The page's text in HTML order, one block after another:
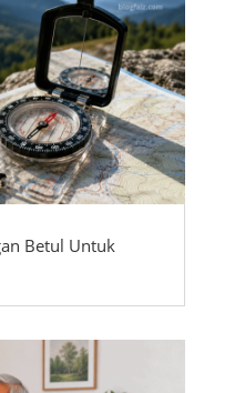
Betul Untuk